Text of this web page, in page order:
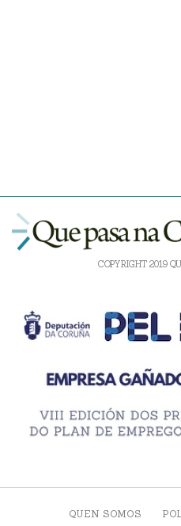
COPYRIGHT 2019
QUEN SOMOS